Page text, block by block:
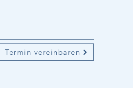
Termin vereinbaren